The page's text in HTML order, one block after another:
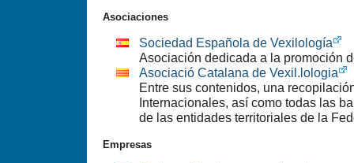
Asociaciones
Sociedad Española de Vexilología
Asociación dedicada a la promoción
Asociació Catalana de Vexil.lologia
Entre sus contenidos, una
Internacionales, así como todas las
de las entidades territoriales de la
Empresas